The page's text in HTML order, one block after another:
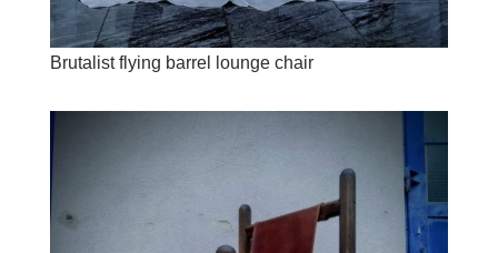
Brutalist flying barrel lounge chair